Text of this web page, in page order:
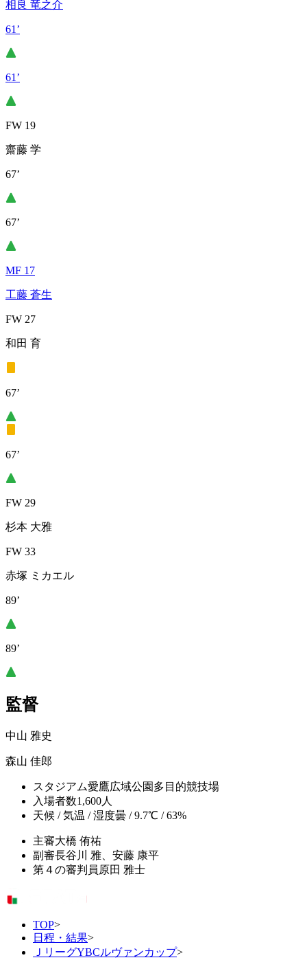
相良 竜之介
61’
61’
FW 19
齋藤 学
67’
67’
MF 17
工藤 蒼生
FW 27
和田 育
67’
67’
FW 29
杉本 大雅
FW 33
赤塚 ミカエル
89’
89’
監督
中山 雅史
森山 佳郎
スタジアム愛鷹広域公園多目的競技場
入場者数1,600人
天候 / 気温 / 湿度曇 / 9.7℃ / 63%
主審大橋 侑祐
副審長谷川 雅、安藤 康平
第４の審判員 原田 雅士
TOP>
日程・結果>
ＪリーグYBCルヴァンカップ>